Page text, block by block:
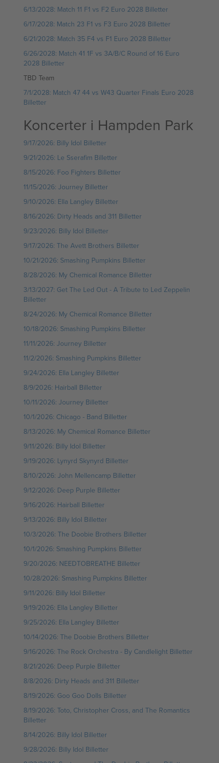
6/13/2028: Match 11 F1 vs F2 Euro 2028 Billetter
6/17/2028: Match 23 F1 vs F3 Euro 2028 Billetter
6/21/2028: Match 35 F4 vs F1 Euro 2028 Billetter
6/26/2028: Match 41 1F vs 3A/B/C Round of 16 Euro
2028 Billetter
TBD Team
7/1/2028: Match 47 44 vs W43 Quarter Finals Euro 2028
Billetter
Koncerter i Hampden Park
9/17/2026: Billy Idol Billetter
9/21/2026: Le Sserafim Billetter
8/15/2026: Foo Fighters Billetter
11/15/2026: Journey Billetter
9/10/2026: Ella Langley Billetter
8/16/2026: Dirty Heads and 311 Billetter
9/23/2026: Billy Idol Billetter
9/17/2026: The Avett Brothers Billetter
10/21/2026: Smashing Pumpkins Billetter
8/28/2026: My Chemical Romance Billetter
3/13/2027: Get The Led Out - A Tribute to Led Zeppelin
Billetter
8/24/2026: My Chemical Romance Billetter
10/18/2026: Smashing Pumpkins Billetter
11/11/2026: Journey Billetter
11/2/2026: Smashing Pumpkins Billetter
9/24/2026: Ella Langley Billetter
8/9/2026: Hairball Billetter
10/11/2026: Journey Billetter
10/1/2026: Chicago - Band Billetter
8/13/2026: My Chemical Romance Billetter
9/11/2026: Billy Idol Billetter
9/19/2026: Lynyrd Skynyrd Billetter
8/10/2026: John Mellencamp Billetter
9/12/2026: Deep Purple Billetter
9/16/2026: Hairball Billetter
9/13/2026: Billy Idol Billetter
10/3/2026: The Doobie Brothers Billetter
10/1/2026: Smashing Pumpkins Billetter
9/20/2026: NEEDTOBREATHE Billetter
10/28/2026: Smashing Pumpkins Billetter
9/11/2026: Billy Idol Billetter
9/19/2026: Ella Langley Billetter
9/25/2026: Ella Langley Billetter
10/14/2026: The Doobie Brothers Billetter
9/16/2026: The Rock Orchestra - By Candlelight Billetter
8/21/2026: Deep Purple Billetter
8/8/2026: Dirty Heads and 311 Billetter
8/19/2026: Goo Goo Dolls Billetter
8/19/2026: Toto, Christopher Cross, and The Romantics
Billetter
8/14/2026: Billy Idol Billetter
9/28/2026: Billy Idol Billetter